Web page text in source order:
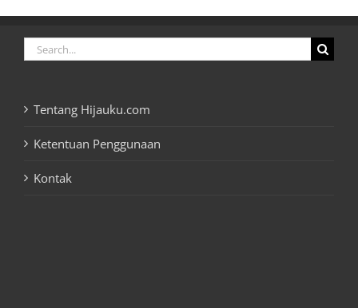
Search
for:
Tentang Hijauku.com
Ketentuan Penggunaan
Kontak